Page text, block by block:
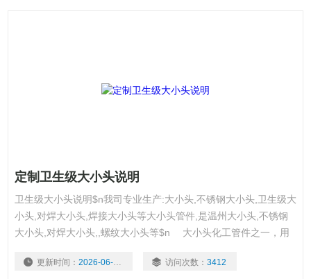
定制卫生级大小头说明
卫生级大小头说明$n我司专业生产:大小头,不锈钢大小头,卫生级大
小头,对焊大小头,焊接大小头等大小头管件,是温州大小头,不锈钢
大小头,对焊大小头,,螺纹大小头等$n 大小头化工管件之一，用
$n 大小头材质包括不锈钢大小头（304304l316316l），合金
更新时间： 2026-06-16 访问次数： 3412